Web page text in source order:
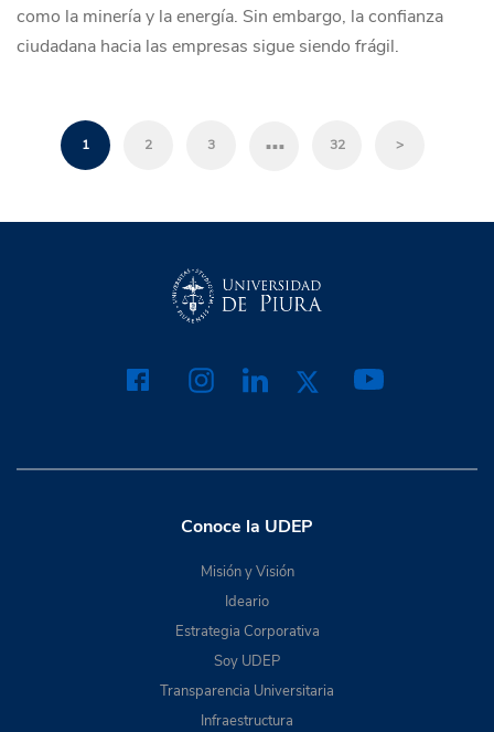
como la minería y la energía. Sin embargo, la confianza
ciudadana hacia las empresas sigue siendo frágil.
1 2 3 … 32 >
Conoce la UDEP
Misión y Visión
Ideario
Estrategia Corporativa
Soy UDEP
Transparencia Universitaria
Infraestructura